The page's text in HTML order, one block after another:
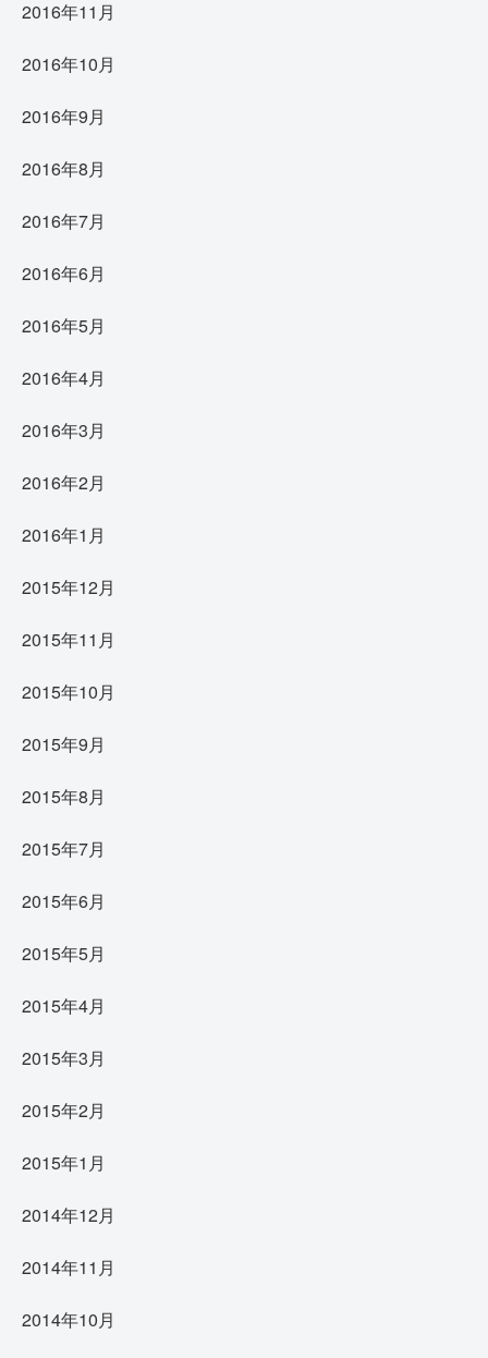
2016年11月
2016年10月
2016年9月
2016年8月
2016年7月
2016年6月
2016年5月
2016年4月
2016年3月
2016年2月
2016年1月
2015年12月
2015年11月
2015年10月
2015年9月
2015年8月
2015年7月
2015年6月
2015年5月
2015年4月
2015年3月
2015年2月
2015年1月
2014年12月
2014年11月
2014年10月